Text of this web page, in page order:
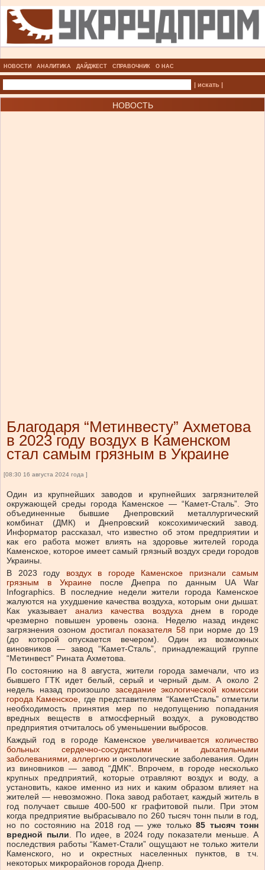
НОВОСТИ АНАЛИТИКА ДАЙДЖЕСТ СПРАВОЧНИК О НАС
| искать |
НОВОСТЬ
Благодаря “Метинвесту” Ахметова
в 2023 году воздух в Каменском
стал самым грязным в Украине
[08:30 16 августа 2024 года ]
Один из крупнейших заводов и крупнейших загрязнителей
окружающей среды города Каменское — “Камет-Сталь”. Это
объединенные бывшие Днепровский металлургический
комбинат (ДМК) и Днепровский коксохимический завод.
Информатор рассказал, что известно об этом предприятии и
как его работа может влиять на здоровье жителей города
Каменское, которое имеет самый грязный воздух среди городов
Украины.
В 2023 году воздух в городе Каменское признали самым
грязным в Украинепосле Днепра по данным UA War
Infographics. В последние недели жители города Каменское
жалуются на ухудшение качества воздуха, которым они дышат.
Как указывает анализ качества воздуха днем в городе
чрезмерно повышен уровень озона. Неделю назад индекс
загрязнения озоном достигал показателя 58 при норме до 19
(до которой опускается вечером). Один из возможных
виновников — завод “Камет-Сталь”, принадлежащий группе
“Метинвест” Рината Ахметова.
По состоянию на 8 августа, жители города замечали, что из
бывшего ГТК идет белый, серый и черный дым. А около 2
недель назад произошло заседание экологической комиссии
города Каменское, где представителям “КаметСталь” отметили
необходимость принятия мер по недопущению попадания
вредных веществ в атмосферный воздух, а руководство
предприятия отчиталось об уменьшении выбросов.
Каждый год в городе Каменское увеличивается количество
больных сердечно-сосудистыми и дыхательными
заболеваниями, аллергию и онкологические заболевания. Один
из виновников — завод “ДМК”. Впрочем, в городе несколько
крупных предприятий, которые отравляют воздух и воду, а
установить, какое именно из них и каким образом влияет на
жителей — невозможно. Пока завод работает, каждый житель в
год получает свыше 400-500 кг графитовой пыли. При этом
когда предприятие выбрасывало по 260 тысяч тонн пыли в год,
но по состоянию на 2018 год — уже только85 тысяч тонн
вредной пыли. По идее, в 2024 году показатели меньше. А
последствия работы “Камет-Стали” ощущают не только жители
Каменского, но и окрестных населенных пунктов, в т.ч.
некоторых микрорайонов города Днепр.